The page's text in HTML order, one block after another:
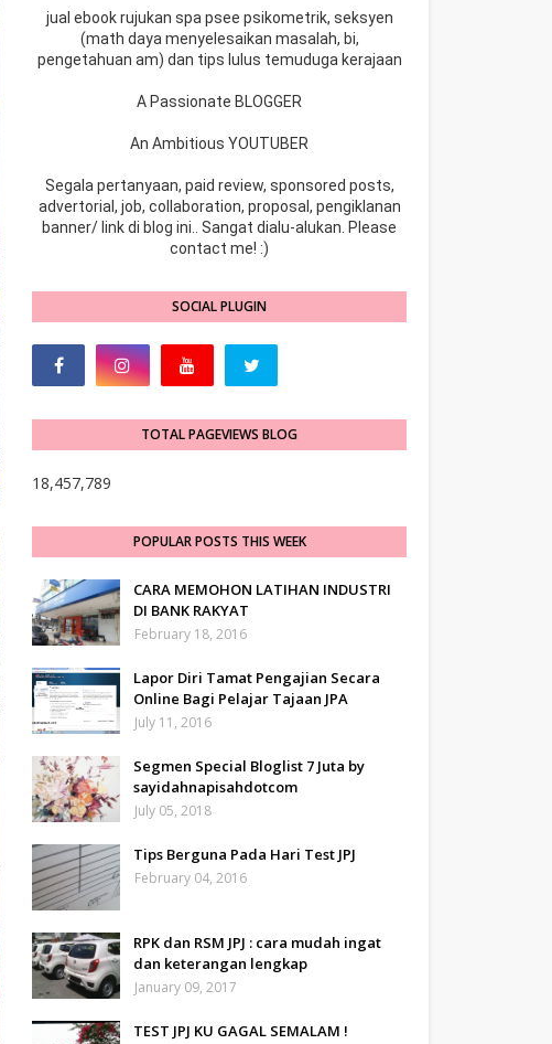
jual ebook rujukan spa psee psikometrik, seksyen
(math daya menyelesaikan masalah, bi,
pengetahuan am) dan tips lulus temuduga kerajaan
A Passionate BLOGGER
An Ambitious YOUTUBER
Segala pertanyaan, paid review, sponsored posts,
advertorial, job, collaboration, proposal, pengiklanan
banner/ link di blog ini.. Sangat dialu-alukan. Please
contact me! :)
SOCIAL PLUGIN
TOTAL PAGEVIEWS BLOG
18,457,789
POPULAR POSTS THIS WEEK
CARA MEMOHON LATIHAN INDUSTRI
DI BANK RAKYAT
February 18, 2016
Lapor Diri Tamat Pengajian Secara
Online Bagi Pelajar Tajaan JPA
July 11, 2016
Segmen Special Bloglist 7 Juta by
sayidahnapisahdotcom
July 05, 2018
Tips Berguna Pada Hari Test JPJ
February 04, 2016
RPK dan RSM JPJ : cara mudah ingat
dan keterangan lengkap
January 09, 2017
TEST JPJ KU GAGAL SEMALAM !